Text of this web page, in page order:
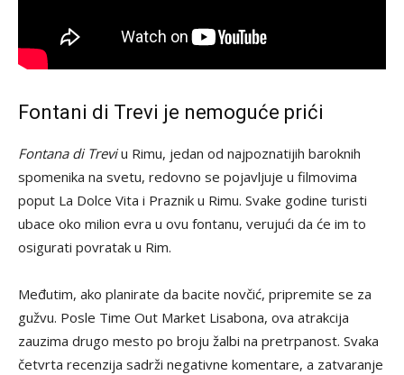
Fontani di Trevi je nemoguće prići
Fontana di Treviu Rimu, jedan od najpoznatijih baroknih
spomenika na svetu, redovno se pojavljuje u filmovima
poput La Dolce Vita i Praznik u Rimu. Svake godine turisti
ubace oko milion evra u ovu fontanu, verujući da će im to
osigurati povratak u Rim.
Međutim, ako planirate da bacite novčić, pripremite se za
gužvu. Posle Time Out Market Lisabona, ova atrakcija
zauzima drugo mesto po broju žalbi na pretrpanost. Svaka
četvrta recenzija sadrži negativne komentare, a zatvaranje